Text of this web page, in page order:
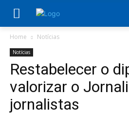
Home Notícias
Notícias
Restabelecer o
valorizar o
jornalistas